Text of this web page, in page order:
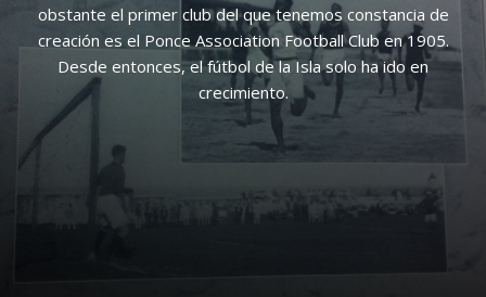
obstante el primer club del que tenemos constancia de
creación es el Ponce Association Football Club en 1905.
Desde entonces, el fútbol de la Isla solo ha ido en
crecimiento.